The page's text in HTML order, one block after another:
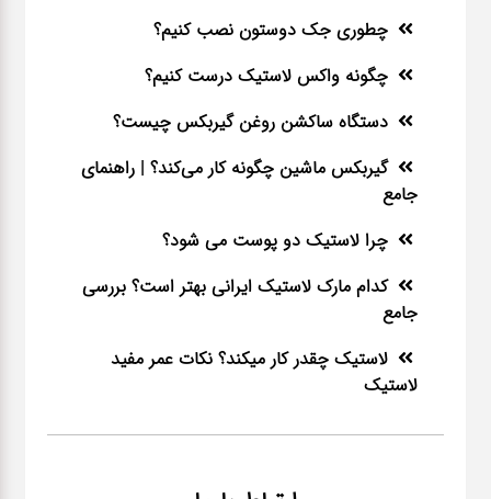
چطوری جک دوستون نصب کنیم؟
چگونه واکس لاستیک درست کنیم؟
دستگاه ساکشن روغن گیربکس چیست؟
گیربکس ماشین چگونه کار می‌کند؟ | راهنمای
جامع
چرا لاستیک دو پوست می شود؟
کدام مارک لاستیک ایرانی بهتر است؟ بررسی
جامع
لاستیک چقدر کار میکند؟ نکات عمر مفید
لاستیک